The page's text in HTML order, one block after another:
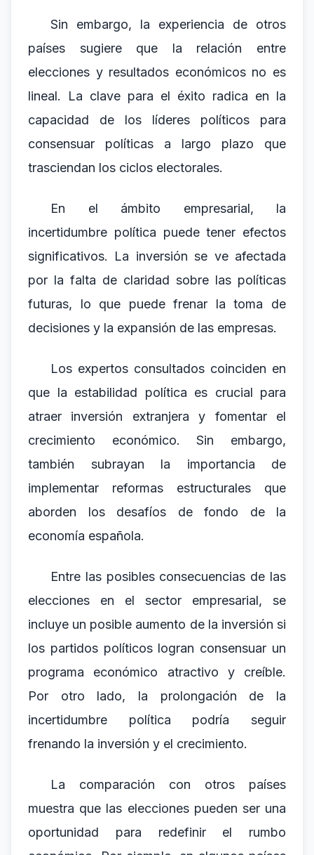
Sin embargo, la experiencia de otros
países sugiere que la relación entre
elecciones y resultados económicos no es
lineal. La clave para el éxito radica en la
capacidad de los líderes políticos para
consensuar políticas a largo plazo que
trasciendan los ciclos electorales.
En el ámbito empresarial, la
incertidumbre política puede tener efectos
significativos. La inversión se ve afectada
por la falta de claridad sobre las políticas
futuras, lo que puede frenar la toma de
decisiones y la expansión de las empresas.
Los expertos consultados coinciden en
que la estabilidad política es crucial para
atraer inversión extranjera y fomentar el
crecimiento económico. Sin embargo,
también subrayan la importancia de
implementar reformas estructurales que
aborden los desafíos de fondo de la
economía española.
Entre las posibles consecuencias de las
elecciones en el sector empresarial, se
incluye un posible aumento de la inversión si
los partidos políticos logran consensuar un
programa económico atractivo y creíble.
Por otro lado, la prolongación de la
incertidumbre política podría seguir
frenando la inversión y el crecimiento.
La comparación con otros países
muestra que las elecciones pueden ser una
oportunidad para redefinir el rumbo